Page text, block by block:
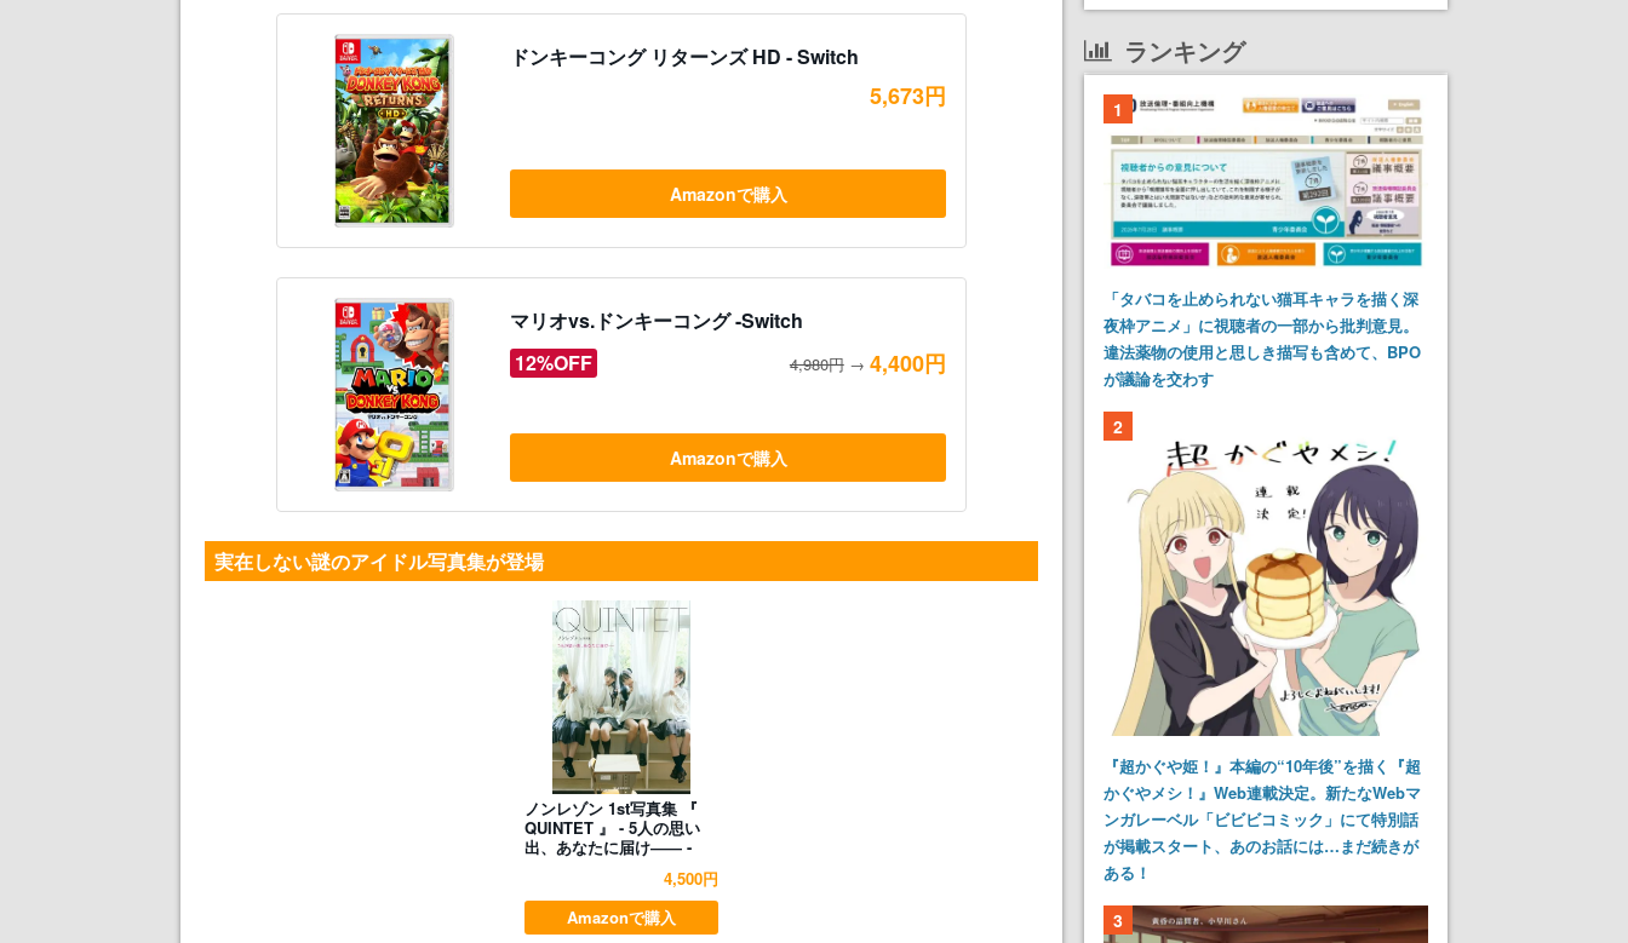
ドンキーコング リターンズ HD - Switch
5,673円
Amazonで購入
マリオvs.ドンキーコング -Switch
12%OFF
4,980円 → 4,400円
Amazonで購入
実在しない謎のアイドル写真集が登場
ノンレゾン 1st写真集 『
QUINTET 』 - 5人の思い
出、あなたに届け―― -
4,500円
Amazonで購入
ランキング
1
「タバコを止められない猫耳キャラを描く深
夜枠アニメ」に視聴者の一部から批判意見。
違法薬物の使用と思しき描写も含めて、BPO
が議論を交わす
2
『超かぐや姫！』本編の“10年後”を描く『超
かぐやメシ！』Web連載決定。新たなWebマ
ンガレーベル「ビビビコミック」にて特別話
が掲載スタート、あのお話には…まだ続きが
ある！
3